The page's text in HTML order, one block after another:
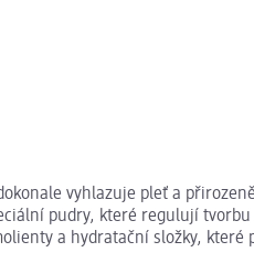
vyhlazuje pleť a
pudry, které regulují
a hydratační složky,